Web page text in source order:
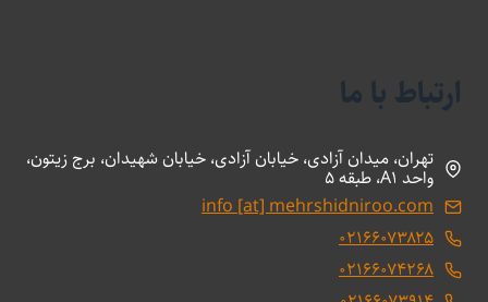
ارتباط با ما
تهران، میدان آزادی، خیابان آزادی، خیابان شهیدان، برج زیتون،
واحد A1، طبقه 5
info [at] mehrshidniroo.com
۰۲۱۶۶۰۷۳۸۲۵
۰۲۱۶۶۰۷۴۲۶۸